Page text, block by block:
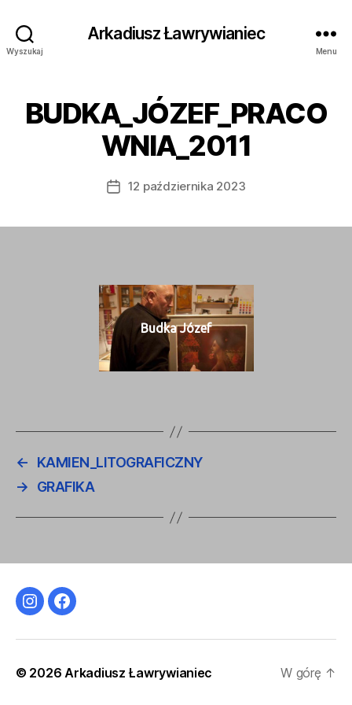
Wyszukaj
Arkadiusz Ławrywianiec
Menu
BUDKA_JÓZEF_PRACO
WNIA_2011
Data12 października 2023
Bud­ka Józef
←
KAMIEN_LITOGRAFICZNY
→
GRAFIKA
InstagramFacebook
© 2026Arkadiusz Ławrywianiec W górę ↑